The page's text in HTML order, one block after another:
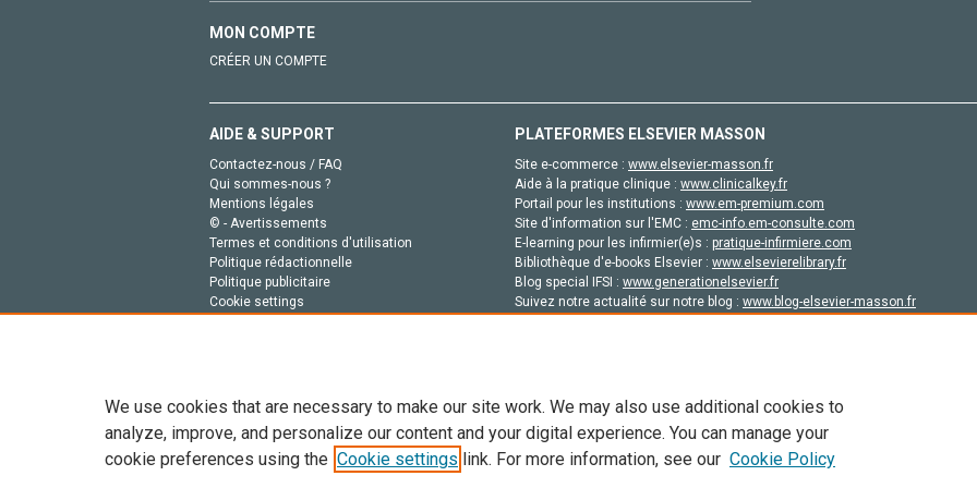
MON COMPTE
CRÉER UN COMPTE
AIDE & SUPPORT
Contactez-nous / FAQ
Qui sommes-nous ?
Mentions légales
© - Avertissements
Termes et conditions d'utilisation
Politique rédactionnelle
Politique publicitaire
Cookie settings
PLATEFORMES ELSEVIER MASSON
Site e-commerce : www.elsevier-masson.fr
Aide à la pratique clinique : www.clinicalkey.fr
Portail pour les institutions : www.em-premium.com
Site d'information sur l'EMC : emc-info.em-consulte.com
E-learning pour les infirmier(e)s : pratique-infirmiere.com
Bibliothèque d'e-books Elsevier : www.elsevierelibrary.fr
Blog special IFSI : www.generationelsevier.fr
Suivez notre actualité sur notre blog : www.blog-elsevier-masson.fr
Tout le contenu de ce site: Copyright © 2026 Elsevier, ses concédants de licence et ses contributeurs. Tout les droits sont réservés,
de données, a la formation en IA et aux technologies similaires. Pour tout contenu en libre accès, les conditions de licence
We use cookies that are necessary to make our site work. We may also use additional cookies to
analyze, improve, and personalize our content and your digital experience. You can manage your
cookie preferences using the Cookie settings link. For more information, see our Cookie Policy